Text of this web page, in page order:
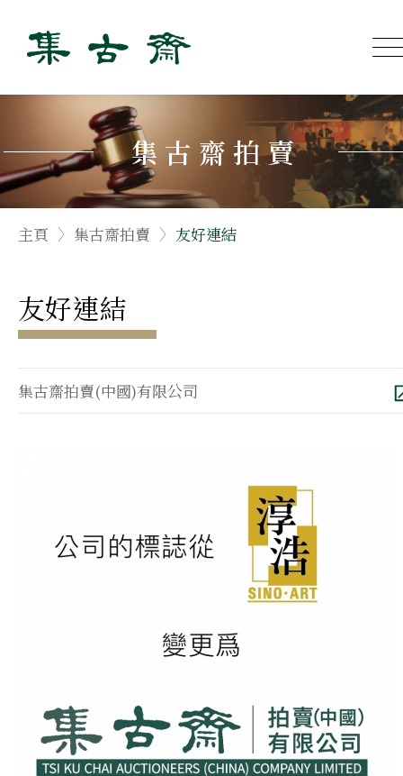
集古齋拍賣
主頁 集古齋拍賣 友好連結
友好連結
集古齋拍賣(中國)有限公司